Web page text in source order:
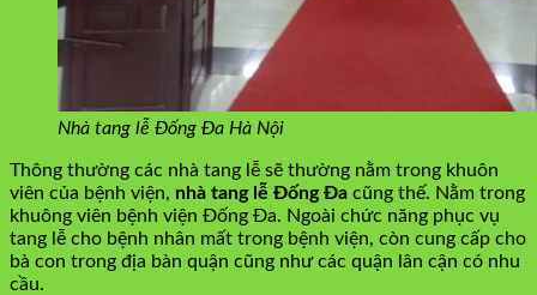
Nhà tang lễ Đống Đa Hà Nội
Thông thường các nhà tang lễ sẽ thường nằm trong khuôn
viên của bệnh viện, nhà tang lễ Đống Đa cũng thế. Nằm trong
khuông viên bệnh viện Đống Đa. Ngoài chức năng phục vụ
tang lễ cho bệnh nhân mất trong bệnh viện, còn cung cấp cho
bà con trong địa bàn quận cũng như các quận lân cận có nhu
cầu.